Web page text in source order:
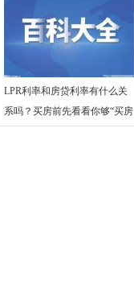
LPR利率和房贷利率有什么关
系吗？买房前先看看你够“买房